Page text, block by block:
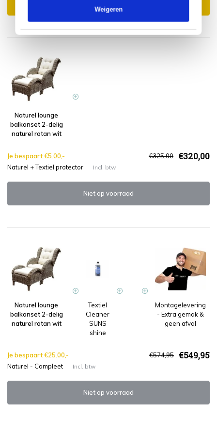
Weigeren
Naturel lounge
balkonset 2-delig
naturel rotan wit
Je bespaart €5.00,- €325,00 €320,00
Naturel + Textiel protector Incl. btw
Niet op voorraad
Naturel lounge
balkonset 2-delig
naturel rotan wit
Textiel
Cleaner
SUNS
shine
Montagelevering
- Extra gemak &
geen afval
Je bespaart €25.00,- €574,95 €549,95
Naturel - Compleet Incl. btw
Niet op voorraad